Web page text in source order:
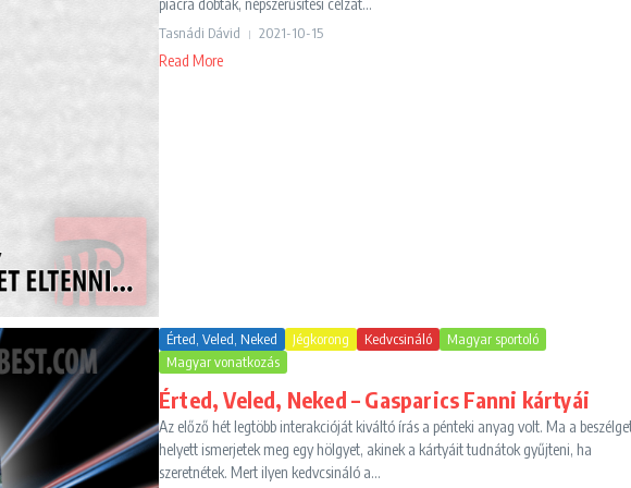
piacra dobták, népszerűsítési célzat...
Tasnádi Dávid 2021-10-15
Read More
Érted, Veled, Neked Jégkorong Kedvcsináló
Magyar sportoló
Magyar vonatkozás
Érted, Veled, Neked – Gasparics Fanni kártyái
Az előző hét legtöbb interakcióját kiváltó írás a pénteki anyag volt. Ma a
helyett ismerjetek meg egy hölgyet, akinek a kártyáit tudnátok gyűjteni, ha
szeretnétek. Mert ilyen kedvcsináló a...